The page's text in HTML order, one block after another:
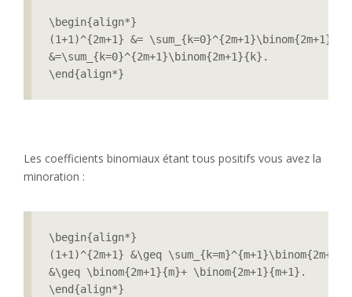
\begin{align*}
(1+1)^{2m+1} &=
&=\sum_{k=0}^{2m+1}\binom{2m+1}{k}.
\end{align*}
Les coefficients binomiaux étant tous positifs vous avez la
minoration :
\begin{align*}
(1+1)^{2m+1} &\geq
&\geq \binom{2m+1}{m}+ \binom{2m+1}{m+1}.
\end{align*}